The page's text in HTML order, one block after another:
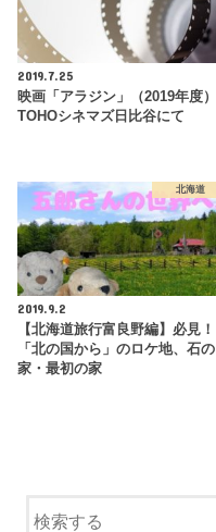
2019.7.25
映画「アラジン」（2019年度）
TOHOシネマズ日比谷にて
北海道
2019.9.2
【北海道旅行富良野編】必見！
「北の国から」のロケ地、石の
家・最初の家